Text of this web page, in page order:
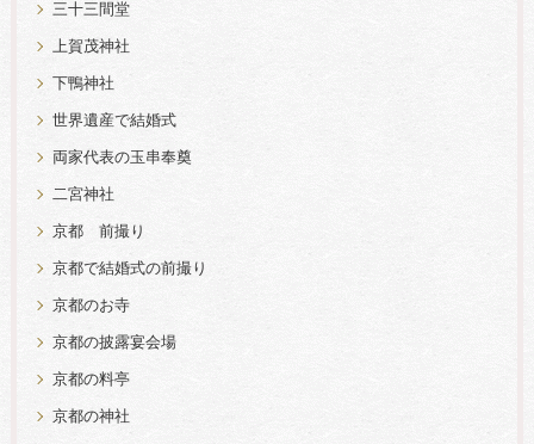
三十三間堂
上賀茂神社
下鴨神社
世界遺産で結婚式
両家代表の玉串奉奠
二宮神社
京都 前撮り
京都で結婚式の前撮り
京都のお寺
京都の披露宴会場
京都の料亭
京都の神社